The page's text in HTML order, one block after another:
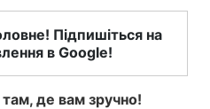
Підпишіться на
в Google!
де вам зручно!